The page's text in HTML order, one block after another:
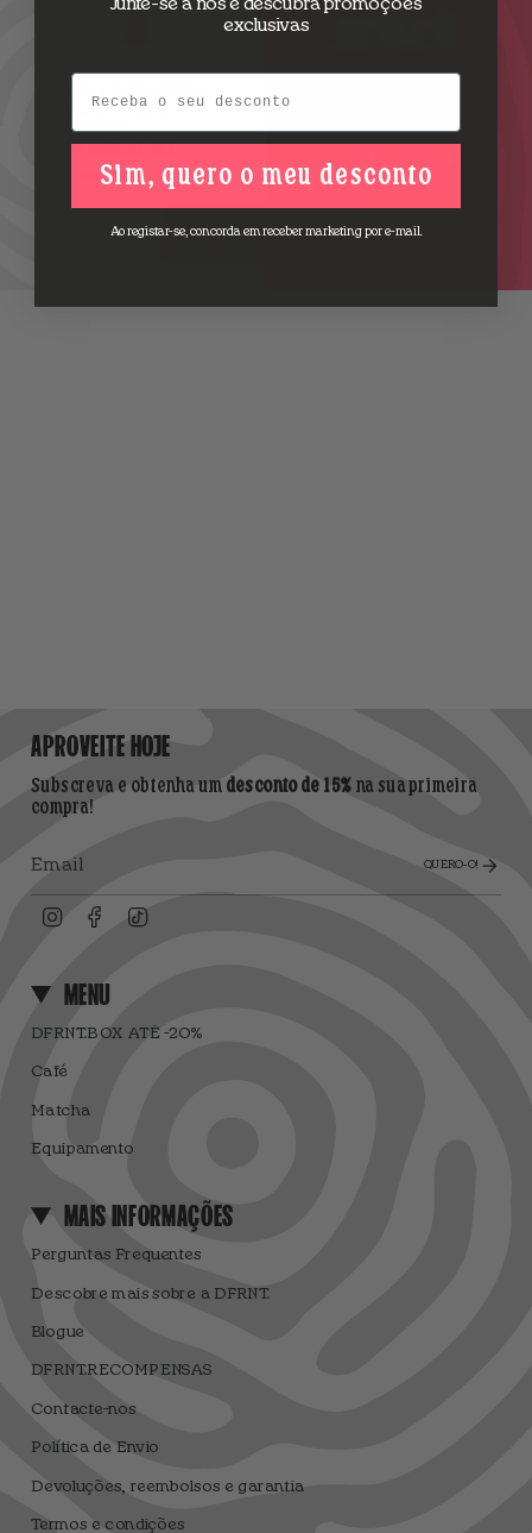
APROVEITE HOJE
Subscreva e obtenha um desconto de 15% na sua primeira
compra!
QUERO-O!
InstagramFacebook
MENU
DFRNT.BOX ATÉ -20%
Café
Matcha
Equipamento
MAIS INFORMAÇÕES
Perguntas Frequentes
Descobre mais sobre a DFRNT.
Blogue
DFRNT.RECOMPENSAS
Contacte-nos
Política de Envio
Devoluções, reembolsos e garantia
Termos e condições
Junte-se a nós e descubra promoções
exclusivas
Email
Sim, quero o meu desconto
Ao registar-se, concorda em receber marketing por e-mail.